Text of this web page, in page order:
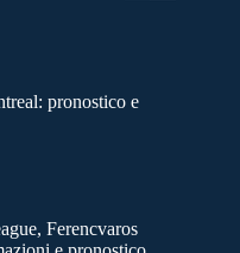
pronostico e
Ferencvaros